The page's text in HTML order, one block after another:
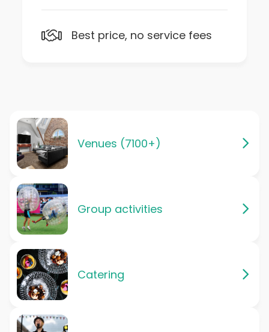
Best price, no service fees
Venues (7100+)
Group activities
Catering